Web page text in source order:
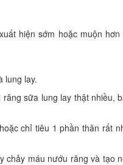
hiện sớm hoặc muộn hơn
lung lay.
sữa lung lay thật nhiều,
chỉ tiêu 1 phần thân rất
chảy máu nướu răng và tạo